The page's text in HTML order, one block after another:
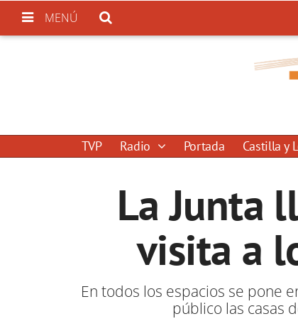
MENÚ
TVP Radio Portada Castilla y
La Junta
visita a
En todos los espacios se pone
público las casas